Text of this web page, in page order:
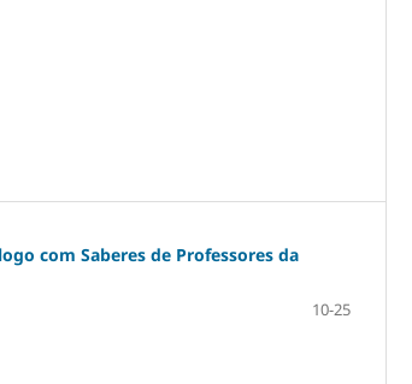
com Saberes de Professores da
10-25